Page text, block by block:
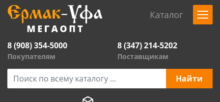
Каталог
8 (908) 354-5000
Покупателям
8 (347) 214-5202
Поставщикам